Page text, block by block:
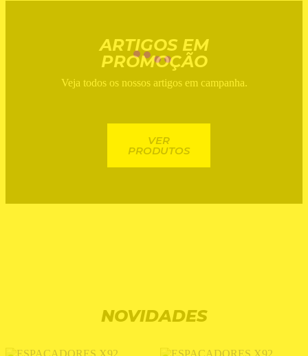
ARTIGOS EM
PROMOÇÃO
Veja todos os nossos artigos em campanha.
VER
PRODUTOS
NOVIDADES